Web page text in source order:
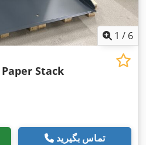
1 / 6
Paper Stack
تماس بگیرید